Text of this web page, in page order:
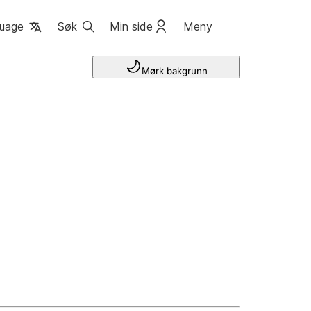
Søk Min side Meny
Mørk bakgrunn